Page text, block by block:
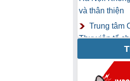
và thân thiện
Trung tâm
Thư viện tổ
Khai mạc
cho chuyên